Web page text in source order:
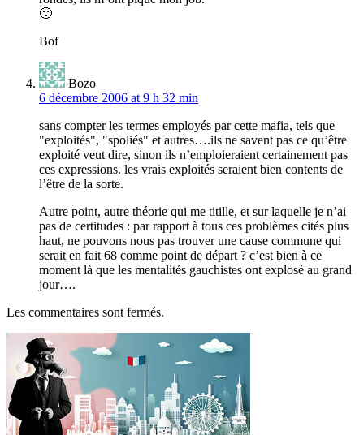
🙂
Bof
Bozo
6 décembre 2006 at 9 h 32 min
sans compter les termes employés par cette mafia, tels que
"exploités", "spoliés" et autres….ils ne savent pas ce qu’être
exploité veut dire, sinon ils n’emploieraient certainement pas
ces expressions. les vrais exploités seraient bien contents de
l’être de la sorte.
Autre point, autre théorie qui me titille, et sur laquelle je n’ai
pas de certitudes : par rapport à tous ces problèmes cités plus
haut, ne pouvons nous pas trouver une cause commune qui
serait en fait 68 comme point de départ ? c’est bien à ce
moment là que les mentalités gauchistes ont explosé au grand
jour….
Les commentaires sont fermés.